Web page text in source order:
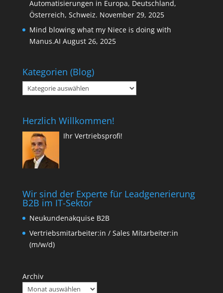
Automatisierungen in Europa, Deutschland,
Österreich, Schweiz. November 29, 2025
Mind blowing what my Niece is doing with
Manus.AI August 26, 2025
Kategorien (Blog)
Kategorien
(Blog)
Herzlich Willkommen!
Ihr Vertriebsprofi!
Wir sind der Experte für Leadgenerierung
B2B im IT-Sektor
Neukundenakquise B2B
Vertriebsmitarbeiter:in / Sales Mitarbeiter:in
(m/w/d)
Archiv